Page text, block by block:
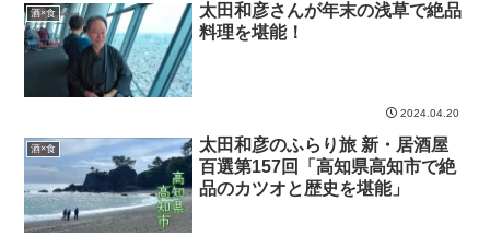
酒×食
太田和彦さんが年末の浅草で絶品
料理を堪能！
2024.04.20
酒×食
太田和彦のふらり旅 新・居酒屋
百選第157回「高知県高知市で絶
品のカツオと歴史を堪能」